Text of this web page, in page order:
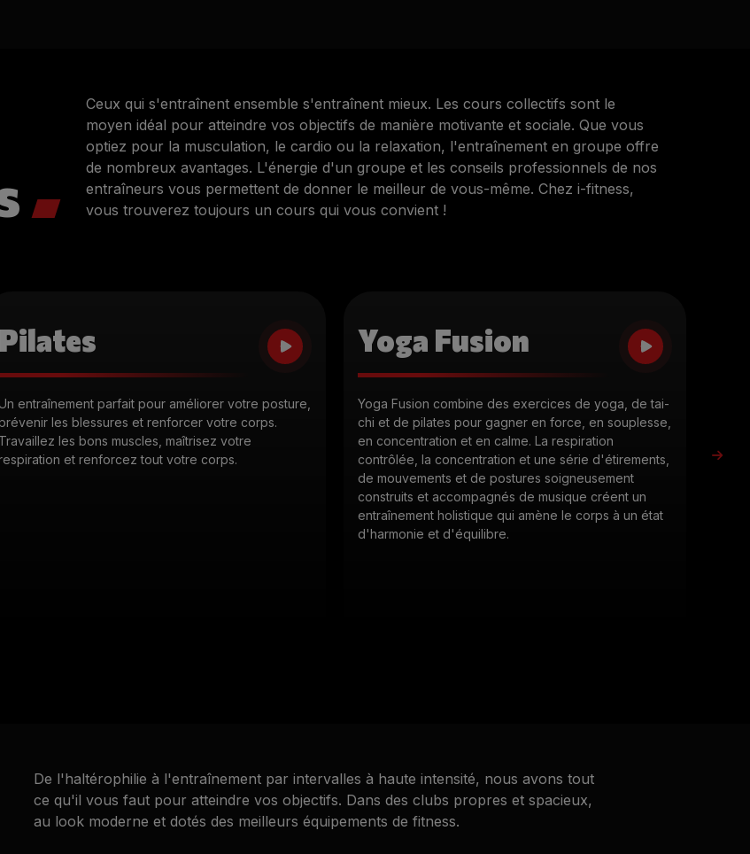
Ceux qui s'entraînent ensemble s'entraînent mieux. Les cours collectifs sont le
moyen idéal pour atteindre vos objectifs de manière motivante et sociale. Que vous
optiez pour la musculation, le cardio ou la relaxation, l'entraînement en groupe offre
de nombreux avantages. L'énergie d'un groupe et les conseils professionnels de nos
entraîneurs vous permettent de donner le meilleur de vous-même. Chez i-fitness,
vous trouverez toujours un cours qui vous convient !
Pilates
entraînement parfait pour améliorer votre posture,
les blessures et renforcer votre corps.
Travaillez les bons muscles, maîtrisez votre
et renforcez tout votre corps.
Yoga Fusion
Yoga Fusion combine des exercices de yoga, de tai-
chi et de pilates pour gagner en force, en souplesse,
en concentration et en calme. La respiration
contrôlée, la concentration et une série d'étirements,
de mouvements et de postures soigneusement
construits et accompagnés de musique créent un
entraînement holistique qui amène le corps à un état
d'harmonie et d'équilibre.
De l'haltérophilie à l'entraînement par intervalles à haute intensité, nous avons tout
ce qu'il vous faut pour atteindre vos objectifs. Dans des clubs propres et spacieux,
au look moderne et dotés des meilleurs équipements de fitness.